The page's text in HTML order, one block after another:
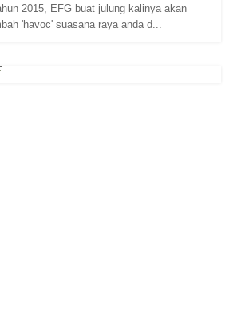
2015, EFG buat julung kalinya akan
'havoc' suasana raya anda d...